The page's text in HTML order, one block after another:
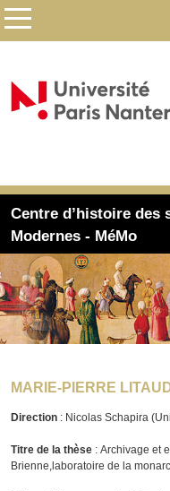
Centre d’histoire des
Modernes - MéMo
MARIE-PIERRE
Direction : Nicolas Schapira
Titre de la thèse : Archivage et
Brienne,laboratoire de la